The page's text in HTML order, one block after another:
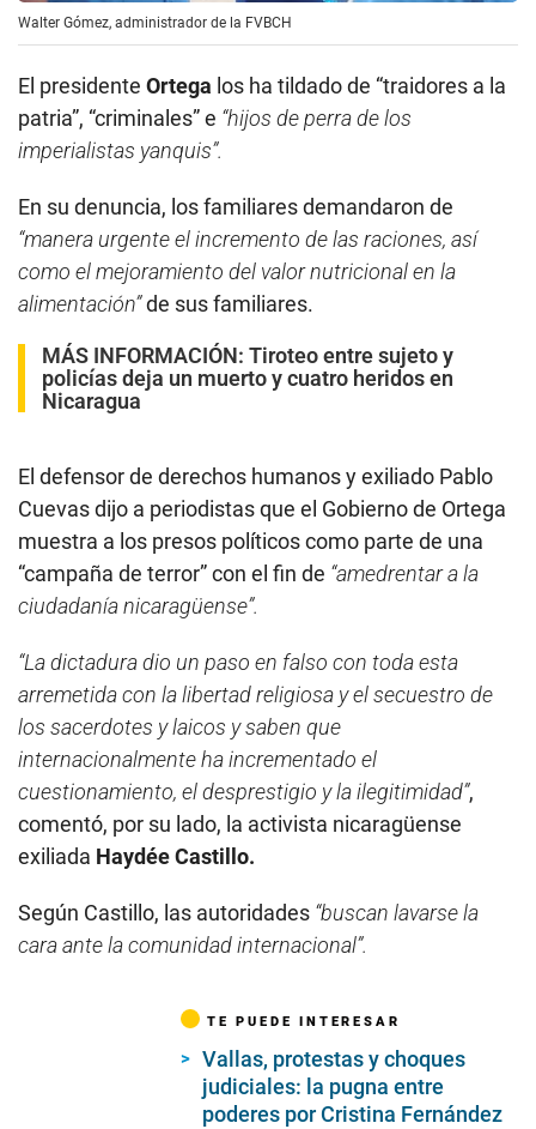
Walter Gómez, administrador de la FVBCH
El presidente Ortega los ha tildado de “traidores a la
patria”, “criminales” e “hijos de perra de los
imperialistas yanquis”.
En su denuncia, los familiares demandaron de
“manera urgente el incremento de las raciones, así
como el mejoramiento del valor nutricional en la
alimentación”de sus familiares.
MÁS INFORMACIÓN: Tiroteo entre sujeto y
policías deja un muerto y cuatro heridos en
Nicaragua
El defensor de derechos humanos y exiliado Pablo
Cuevas dijo a periodistas que el Gobierno de Ortega
muestra a los presos políticos como parte de una
“campaña de terror” con el fin de “amedrentar a la
ciudadanía nicaragüense”.
“La dictadura dio un paso en falso con toda esta
arremetida con la libertad religiosa y el secuestro de
los sacerdotes y laicos y saben que
internacionalmente ha incrementado el
cuestionamiento, el desprestigio y la ilegitimidad”,
comentó, por su lado, la activista nicaragüense
exiliada Haydée Castillo.
Según Castillo, las autoridades “buscan lavarse la
cara ante la comunidad internacional”.
TE PUEDE INTERESAR
Vallas, protestas y choques
judiciales: la pugna entre
poderes por Cristina Fernández